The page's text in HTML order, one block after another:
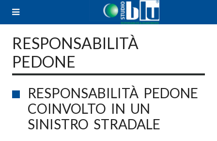
RESPONSABILITÀ
PEDONE
RESPONSABILITÀ PEDONE
COINVOLTO IN UN
SINISTRO STRADALE